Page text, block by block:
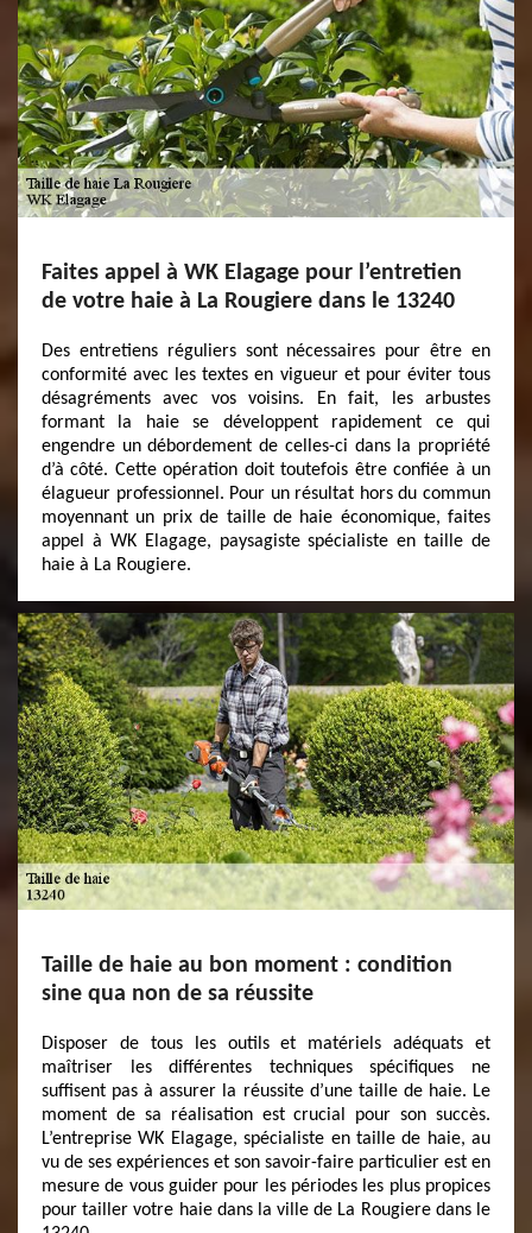
Faites appel à WK Elagage pour l’entretien
de votre haie à La Rougiere dans le 13240
Des entretiens réguliers sont nécessaires pour être en
conformité avec les textes en vigueur et pour éviter tous
désagréments avec vos voisins. En fait, les arbustes
formant la haie se développent rapidement ce qui
engendre un débordement de celles-ci dans la propriété
d’à côté. Cette opération doit toutefois être confiée à un
élagueur professionnel. Pour un résultat hors du commun
moyennant un prix de taille de haie économique, faites
appel à WK Elagage, paysagiste spécialiste en taille de
haie à La Rougiere.
Taille de haie au bon moment : condition
sine qua non de sa réussite
Disposer de tous les outils et matériels adéquats et
maîtriser les différentes techniques spécifiques ne
suffisent pas à assurer la réussite d’une taille de haie. Le
moment de sa réalisation est crucial pour son succès.
L’entreprise WK Elagage, spécialiste en taille de haie, au
vu de ses expériences et son savoir-faire particulier est en
mesure de vous guider pour les périodes les plus propices
pour tailler votre haie dans la ville de La Rougiere dans le